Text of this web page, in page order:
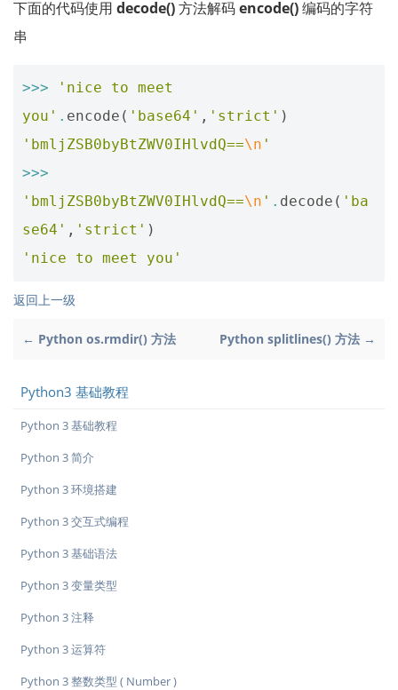
下面的代码使用 decode()方法解码encode()编码的字符
串
>>>
'nice to meet
you' . encode ( 'base64' , 'strict' )
'bmljZSB0byBtZWV0IHlvdQ==\n '
>>>
'bmljZSB0byBtZWV0IHlvdQ==\n ' . decode ( 'ba
se64' , 'strict' )
'nice to meet you'
返回上一级
← Python os.rmdir() 方法 Python splitlines() 方法 →
Python3 基础教程
Python 3 基础教程
Python 3 简介
Python 3 环境搭建
Python 3 交互式编程
Python 3 基础语法
Python 3 变量类型
Python 3 注释
Python 3 运算符
Python 3 整数类型 ( Number )